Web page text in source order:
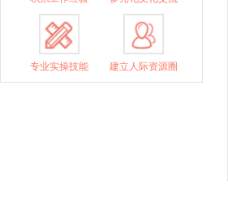
专业实操技能 建立人际资源圈